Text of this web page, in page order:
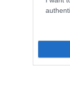
και στη
στιγμές. Είναι